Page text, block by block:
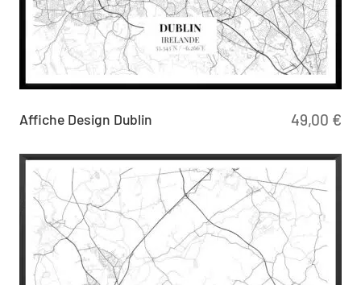
49,00 €
Affiche Design Dublin